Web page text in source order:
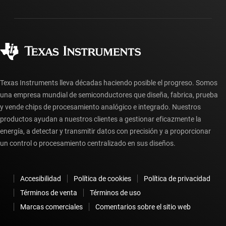
Fabricación
Preguntas frecuentes sobre la cuenta myTI
Preguntas frecuentes sobre pedidos
Texas Instruments lleva décadas haciendo posible el progreso. Somos
una empresa mundial de semiconductores que diseña, fabrica, prueba
y vende chips de procesamiento analógico e integrado. Nuestros
productos ayudan a nuestros clientes a gestionar eficazmente la
energía, a detectar y transmitir datos con precisión y a proporcionar
un control o procesamiento centralizado en sus diseños.
Accesibilidad Política de cookies
Política de privacidad
Términos de venta
Términos de uso
Marcas comerciales
Comentarios sobre el sitio web